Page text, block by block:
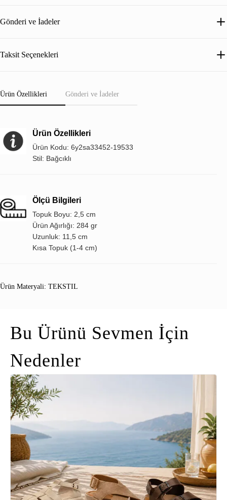
Gönderi ve İadeler
Taksit Seçenekleri
Ürün Özellikleri Gönderi ve İadeler
Ürün Özellikleri
Ürün Kodu: 6y2sa33452-19533
Stil: Bağcıklı
Ölçü Bilgileri
Topuk Boyu: 2,5 cm
Ürün Ağırlığı: 284 gr
Uzunluk: 11,5 cm
Kısa Topuk (1-4 cm)
Ürün Materyali: TEKSTIL
Bu Ürünü Sevmen İçin
Nedenler